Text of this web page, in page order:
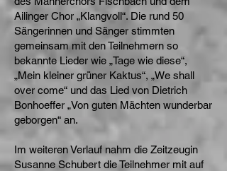
Ailinger Chor „Klangvoll“. Die rund 50
Sängerinnen und Sänger stimmten
gemeinsam mit den Teilnehmern so
bekannte Lieder wie „Tage wie diese“,
„Mein kleiner grüner Kaktus“, „We shall
over come“ und das Lied von Dietrich
Bonhoeffer „Von guten Mächten wunderbar
geborgen“ an.
Im weiteren Verlauf nahm die Zeitzeugin
Susanne Schubert die Teilnehmer mit auf